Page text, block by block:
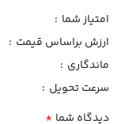
امتیاز شما
ارزش براساس قیمت
ماندگاری
سرعت تحویل
دیدگاه شما *